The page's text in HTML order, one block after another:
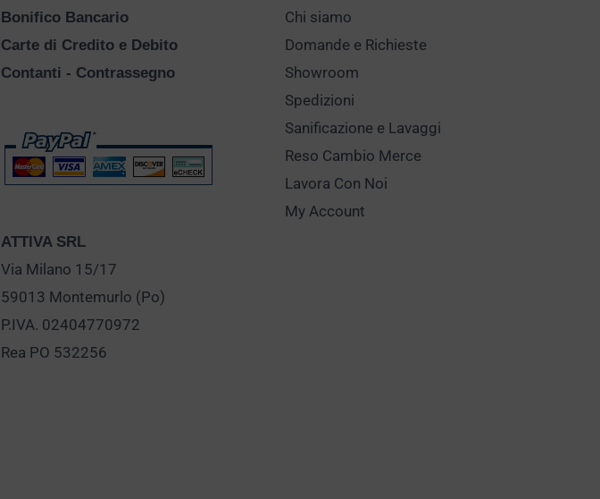
Bonifico Bancario
Carte di Credito e Debito
Contanti - Contrassegno
ATTIVA SRL
Via Milano 15/17
59013 Montemurlo (Po)
P.IVA. 02404770972
Rea PO 532256
Chi siamo
Domande e Richieste
Showroom
Spedizioni
Sanificazione e Lavaggi
Reso Cambio Merce
Lavora Con Noi
My Account